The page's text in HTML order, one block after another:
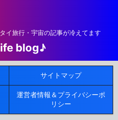
イ旅行・宇宙の記事が冷えてます
blog♪
サイトマップ
運営者情報＆プライバシーポ
リシー